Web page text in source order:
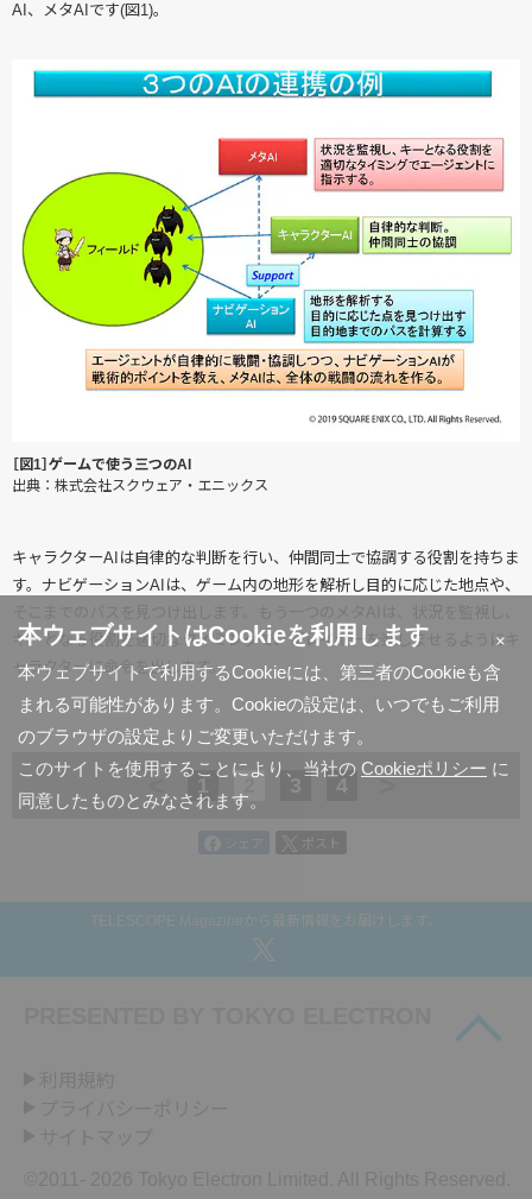
本ウェブサイトはCookieを利用します
×
本ウェブサイトで利用するCookieには、第三者のCookieも含
まれる可能性があります。Cookieの設定は、いつでもご利用
のブラウザの設定よりご変更いただけます。
このサイトを使用することにより、当社の Cookieポリシー に
同意したものとみなされます。
AI、メタAIです(図1)。
［図1］ゲームで使う三つのAI
出典：株式会社スクウェア・エニックス
キャラクターAIは自律的な判断を行い、仲間同士で協調する役割を持ちま
す。ナビゲーションAIは、ゲーム内の地形を解析し目的に応じた地点や、
キーとなる役割を適切なタイミングで、プレイヤーを楽しませるようにキ
ャラクターに命令を出します。
< 1 2 3 4 >
ポスト
TELESCOPE Magazineから最新情報をお届けします。